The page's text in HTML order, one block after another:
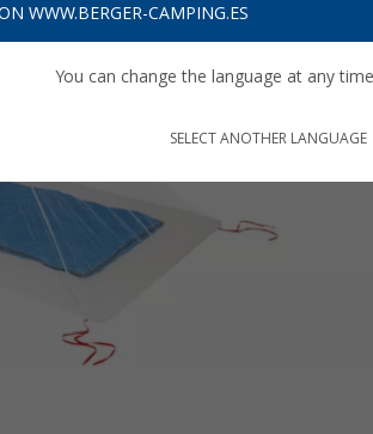
WWW.BERGER-CAMPING.ES
You can change the language at any
SELECT ANOTHER LANGUAGE